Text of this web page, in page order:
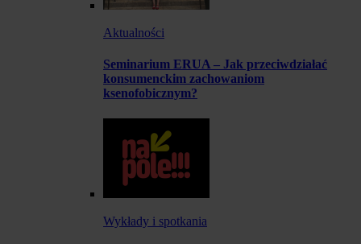
Aktualności
Seminarium ERUA – Jak przeciwdziałać
konsumenckim zachowaniom
ksenofobicznym?
Wykłady i spotkania